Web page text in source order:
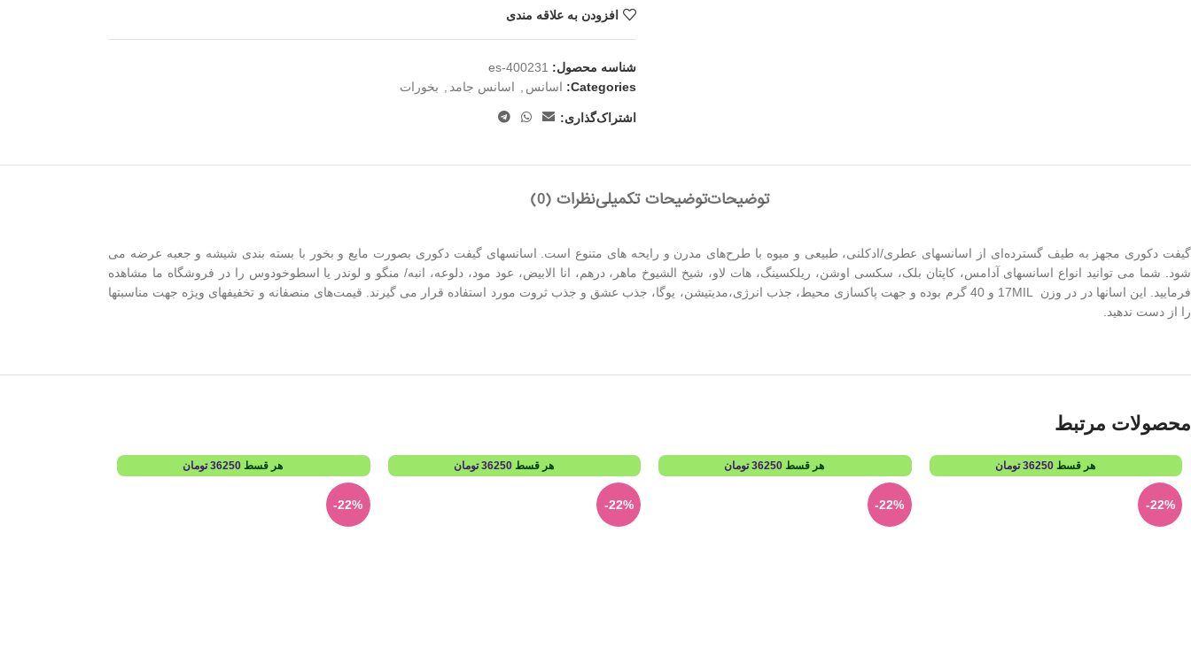
افزودن به علاقه مندی
شناسه محصول: es-400231
Categories:
اسانس اسانس جامد بخورات
اشتراک‌گذاری:
توضیحاتتوضیحات تکمیلینظرات (0)
گیفت دکوری مجهز به طیف گسترده‌ای از اسانسهای عطری/ادکلنی، طبیعی و میوه با طرح‌های مدرن و رایحه های متنوع است. اسانسهای گیفت دکوری بصورت مایع و بخور با بسته بندی شیشه و جعبه عرضه می
شود. شما می توانید انواع اسانسهای آدامس، کاپتان بلک، سکسی اوشن، ریلکسینگ، هات لاو، شیخ الشیوخ ماهر، درهم، انا الابیض، عود مود، دلوعه، انبه/ منگو و لوندر یا اسطوخودوس را در فروشگاه ما مشاهده
فرمایید. این اسانها در در وزن 17MIL و 40 گرم بوده و جهت پاکسازی محیط، جذب انرژی،مدیتیشن، یوگا، جذب عشق و جذب ثروت مورد استفاده قرار می گیرند. قیمت‌های منصفانه و تخفیفهای ویژه جهت مناسبتها
را از دست ندهید.
محصولات مرتبط
هر قسط36250 تومان
-22%
هر قسط 36250 تومان
-22%
هر قسط36250 تومان
-22%
هر قسط 36250 تومان
-22%